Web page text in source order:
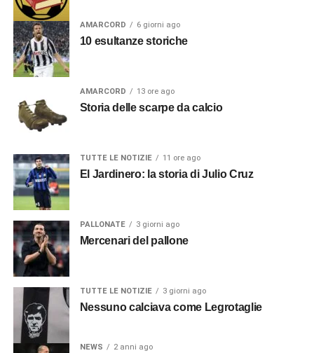
AMARCORD 6 giorni ago
10 esultanze storiche
AMARCORD 13 ore ago
Storia delle scarpe da calcio
TUTTE LE NOTIZIE 11 ore ago
El Jardinero: la storia di Julio Cruz
PALLONATE 3 giorni ago
Mercenari del pallone
TUTTE LE NOTIZIE 3 giorni ago
Nessuno calciava come Legrotaglie
NEWS 2 anni ago